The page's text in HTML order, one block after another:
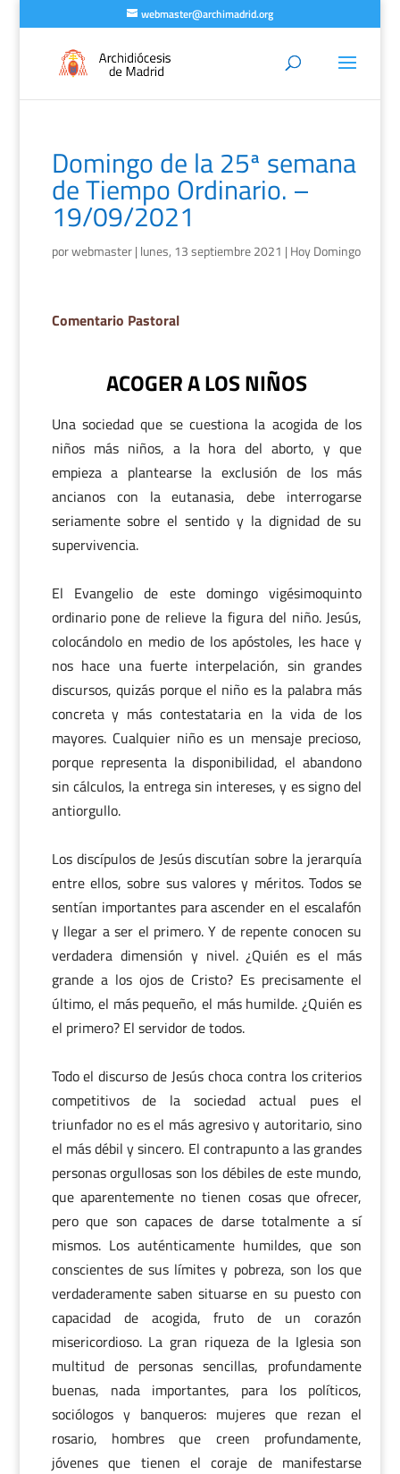
webmaster@archimadrid.org
Domingo de la 25ª semana
de Tiempo Ordinario. –
19/09/2021
porwebmaster| lunes, 13 septiembre 2021 | Hoy Domingo
Comentario Pastoral
ACOGER A LOS NIÑOS
Una sociedad que se cuestiona la acogida de los
niños más niños, a la hora del aborto, y que
empieza a plantearse la exclusión de los más
ancianos con la eutanasia, debe interrogarse
seriamente sobre el sentido y la dignidad de su
supervivencia.
El Evangelio de este domingo vigésimoquinto
ordinario pone de relieve la figura del niño. Jesús,
colocándolo en medio de los apóstoles, les hace y
nos hace una fuerte interpelación, sin grandes
discursos, quizás porque el niño es la palabra más
concreta y más contestataria en la vida de los
mayores. Cualquier niño es un mensaje precioso,
porque representa la disponibilidad, el abandono
sin cálculos, la entrega sin intereses, y es signo del
antiorgullo.
Los discípulos de Jesús discutían sobre la jerarquía
entre ellos, sobre sus valores y méritos. Todos se
sentían importantes para ascender en el escalafón
y llegar a ser el primero. Y de repente conocen su
verdadera dimensión y nivel. ¿Quién es el más
grande a los ojos de Cristo? Es precisamente el
último, el más pequeño, el más humilde. ¿Quién es
el primero? El servidor de todos.
Todo el discurso de Jesús choca contra los criterios
competitivos de la sociedad actual pues el
triunfador no es el más agresivo y autoritario, sino
el más débil y sincero. El contrapunto a las grandes
personas orgullosas son los débiles de este mundo,
que aparentemente no tienen cosas que ofrecer,
pero que son capaces de darse totalmente a sí
mismos. Los auténticamente humildes, que son
conscientes de sus límites y pobreza, son los que
verdaderamente saben situarse en su puesto con
capacidad de acogida, fruto de un corazón
misericordioso. La gran riqueza de la Iglesia son
multitud de personas sencillas, profundamente
buenas, nada importantes, para los políticos,
sociólogos y banqueros: mujeres que rezan el
rosario, hombres que creen profundamente,
jóvenes que tienen el coraje de manifestarse